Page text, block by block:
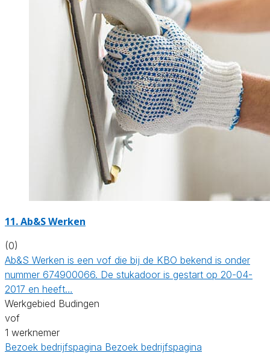
11. Ab&S Werken
(0)
Ab&S Werken is een vof die bij de KBO bekend is onder
nummer 674900066. De stukadoor is gestart op 20-04-
2017 en heeft…
Werkgebied Budingen
vof
1 werknemer
Bezoek bedrijfspagina Bezoek bedrijfspagina